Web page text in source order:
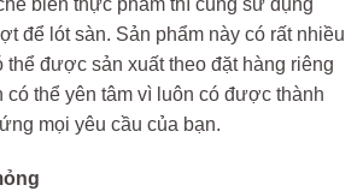
để lót sàn. Sản phẩm này có rất nhiều
thể được sản xuất theo đặt hàng riêng
có thể yên tâm vì luôn có được thành
mọi yêu cầu của bạn.